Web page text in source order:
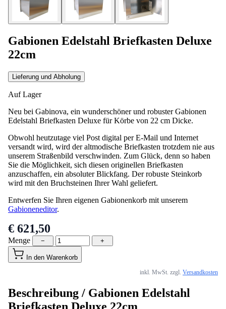
Gabionen Edelstahl Briefkasten Deluxe
22cm
Lieferung und Abholung
Auf Lager
Neu bei Gabinova, ein wunderschöner und robuster Gabionen
Edelstahl Briefkasten Deluxe für Körbe von 22 cm Dicke.
Obwohl heutzutage viel Post digital per E-Mail und Internet
versandt wird, wird der altmodische Briefkasten trotzdem nie aus
unserem Straßenbild verschwinden. Zum Glück, denn so haben
Sie die Möglichkeit, sich diesen originellen Briefkasten
anzuschaffen, ein absoluter Blickfang. Der robuste Steinkorb
wird mit den Bruchsteinen Ihrer Wahl geliefert.
Entwerfen Sie Ihren eigenen Gabionenkorb mit unserem
Gabioneneditor.
€ 621,50
Menge − +
In den Warenkorb
inkl. MwSt. zzgl. Versandkosten
Beschreibung / Gabionen Edelstahl